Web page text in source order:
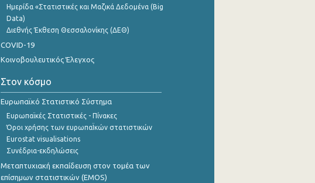
Ημερίδα «Στατιστικές και Μαζικά Δεδομένα (Big
Data)
Διεθνής Έκθεση Θεσσαλονίκης (ΔΕΘ)
COVID-19
Κοινοβουλευτικός Έλεγχος
Στον κόσμο
Ευρωπαϊκό Στατιστικό Σύστημα
Ευρωπαϊκές Στατιστικές - Πίνακες
Όροι χρήσης των ευρωπαΪκών στατιστικών
Eurostat visualisations
Συνέδρια-εκδηλώσεις
Μεταπτυχιακή εκπαίδευση στον τομέα των
επίσημων στατιστικών (EMOS)